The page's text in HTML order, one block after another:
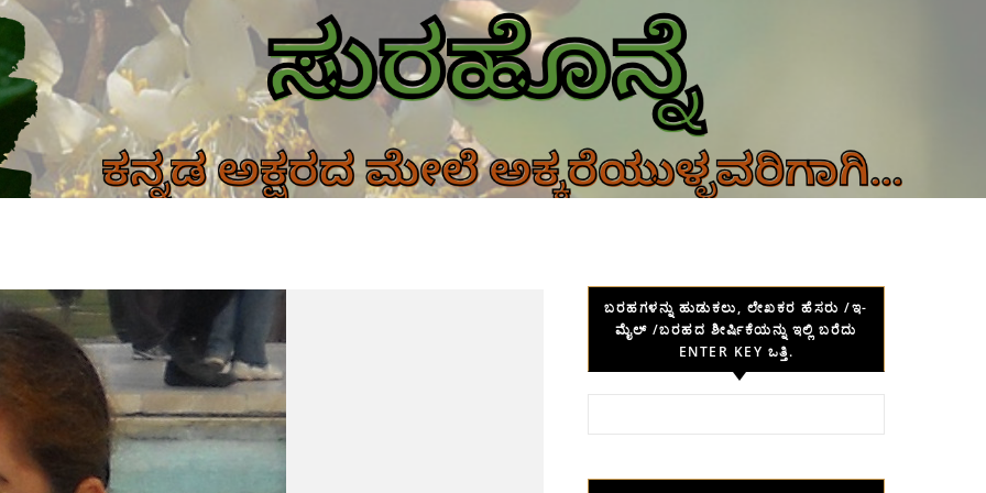
ಬರಹಗಳನ್ನು ಹುಡುಕಲು, ಲೇಖಕರ ಹೆಸರು /ಇ-
ಮೈಲ್ /ಬರಹದ ಶೀರ್ಷಿಕೆಯನ್ನು ಇಲ್ಲಿ ಬರೆದು
ENTER KEY ಒತ್ತಿ.